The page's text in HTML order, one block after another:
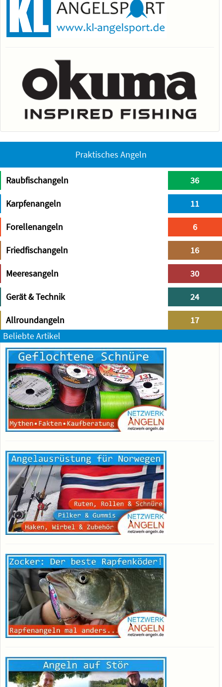
Praktisches Angeln
Raubfischangeln 36
Karpfenangeln 11
Forellenangeln 6
Friedfischangeln 16
Meeresangeln 30
Gerät & Technik 24
Allroundangeln
17
Beliebte Artikel